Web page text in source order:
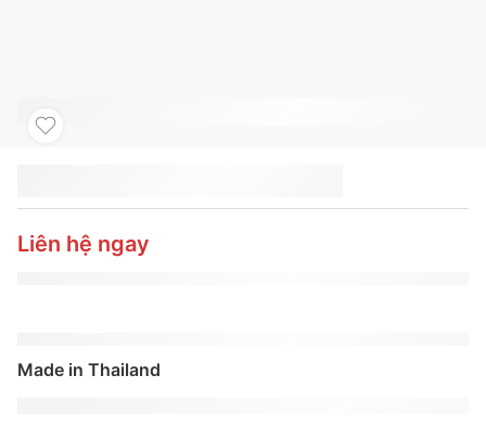
195/60R15 88V
ENERGY XM 2+
Liên hệ ngay
Made in Thailand